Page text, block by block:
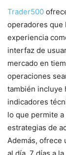
Trader500
operadores que
experiencia
interfaz de
mercado en
operaciones
también incluye
indicadores
lo que permite
estrategias de
Además, ofrece